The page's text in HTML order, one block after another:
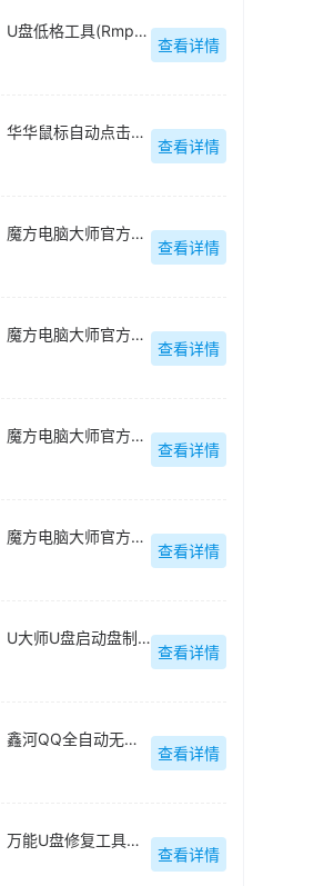
U盘低格工具(Rmprepusb)绿色中文-v2.1.744
查看详情
华华鼠标自动点击器绿色去广告版-v4.6
查看详情
魔方电脑大师官方最新版-v6.25
查看详情
魔方电脑大师官方最新版-v6.25
查看详情
魔方电脑大师官方最新版-v6.25
查看详情
魔方电脑大师官方最新版-v6.25
查看详情
U大师U盘启动盘制作工具【附教程】-v【】
查看详情
鑫河QQ全自动无限加好友神器-v2.2.3.6
查看详情
万能U盘修复工具绿色版-v1.0
查看详情